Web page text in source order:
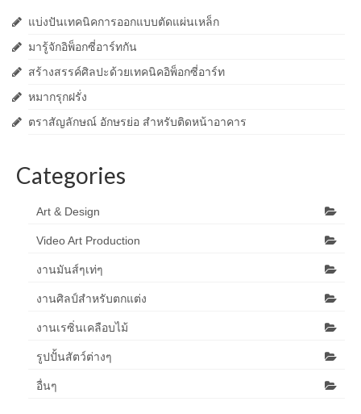
แบ่งปันเทคนิคการออกแบบตัดแผ่นเหล็ก
มารู้จักอิพ็อกซี่อาร์ทกัน
สร้างสรรค์ศิลปะด้วยเทคนิคอิพ็อกซี่อาร์ท
หมากรุกฝรั่ง
ตราสัญลักษณ์ อักษรย่อ สำหรับติดหน้าอาคาร
Categories
Art & Design
Video Art Production
งานมันส์ๆเท่ๆ
งานศิลป์สำหรับตกแต่ง
งานเรซิ่นเคลือบไม้
รูปปั้นสัตว์ต่างๆ
อื่นๆ